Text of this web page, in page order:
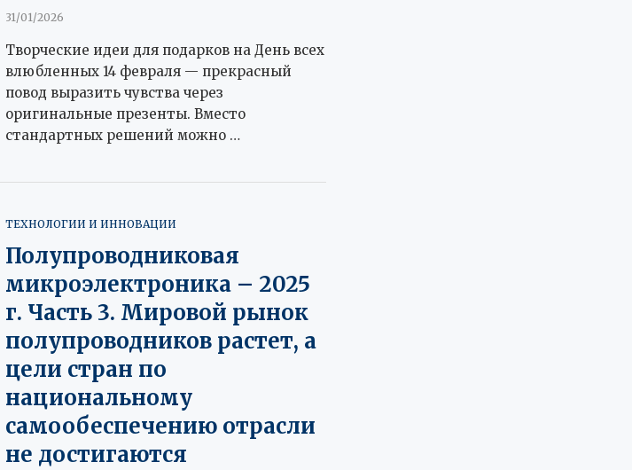
31/01/2026
Творческие идеи для подарков на День всех
влюбленных 14 февраля — прекрасный
повод выразить чувства через
оригинальные презенты. Вместо
стандартных решений можно …
ТЕХНОЛОГИИ И ИННОВАЦИИ
Полупроводниковая
микроэлектроника – 2025
г. Часть 3. Мировой рынок
полупроводников растет, а
цели стран по
национальному
самообеспечению отрасли
не достигаются